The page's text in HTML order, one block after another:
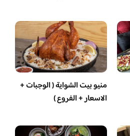
منيو بيت الشواية ( الوجبات +
الاسعار + الفروع )